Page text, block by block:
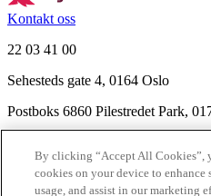
Kontakt oss
22 03 41 00
Sehesteds gate 4, 0164 Oslo
Postboks 6860 Pilestredet Park,
Nyhetsbrev
Ledige stillinger
By clicking “Accept All Cookies”,
cookies on your device to
usage, and assist in our marketing